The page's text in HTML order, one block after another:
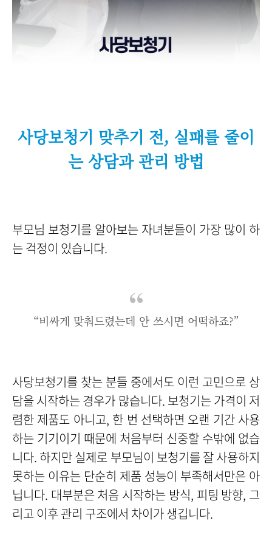
사당보청기 맞추기 전, 실패를 줄이
는 상담과 관리 방법
부모님 보청기를 알아보는 자녀분들이 가장 많이 하
는 걱정이 있습니다.
“비싸게 맞춰드렸는데 안 쓰시면 어떡하죠?”
사당보청기를 찾는 분들 중에서도 이런 고민으로 상
담을 시작하는 경우가 많습니다. 보청기는 가격이 저
렴한 제품도 아니고, 한 번 선택하면 오랜 기간 사용
하는 기기이기 때문에 처음부터 신중할 수밖에 없습
니다. 하지만 실제로 부모님이 보청기를 잘 사용하지
못하는 이유는 단순히 제품 성능이 부족해서만은 아
닙니다. 대부분은 처음 시작하는 방식, 피팅 방향, 그
리고 이후 관리 구조에서 차이가 생깁니다.